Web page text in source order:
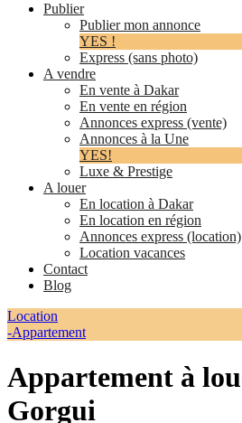
Publier
Publier mon annonce
YES !
Express (sans photo)
A vendre
En vente à Dakar
En vente en région
Annonces express (vente)
Annonces à la Une
YES!
Luxe & Prestige
A louer
En location à Dakar
En location en région
Annonces express (location)
Location vacances
Contact
Blog
Location
-Appartement
Appartement à
Gorgui